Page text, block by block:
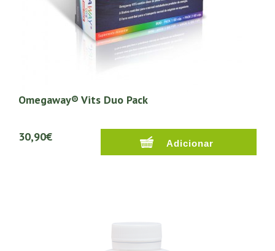
Omegaway® Vits Duo Pack
30,90€